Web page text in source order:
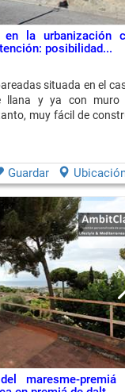
en la urbanización
posibilidad...
situada en el
llana y ya con muro
muy fácil de
Guardar
maresme-premiá